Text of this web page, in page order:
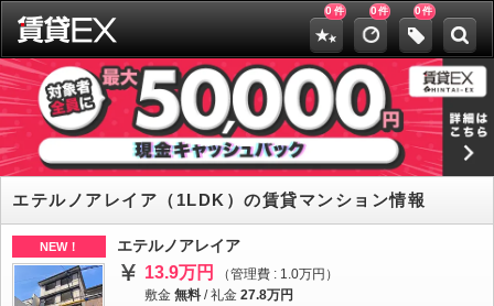
0 件 0件 0件
エテルノアレイア（1LDK）の賃貸マンション情報
NEW！ エテルノアレイア
13.9万円
（管理費 : 1.0万円）
敷金 無料 /礼金 27.8万円